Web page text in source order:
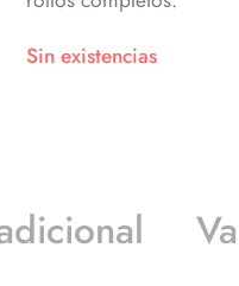
Sin existencias